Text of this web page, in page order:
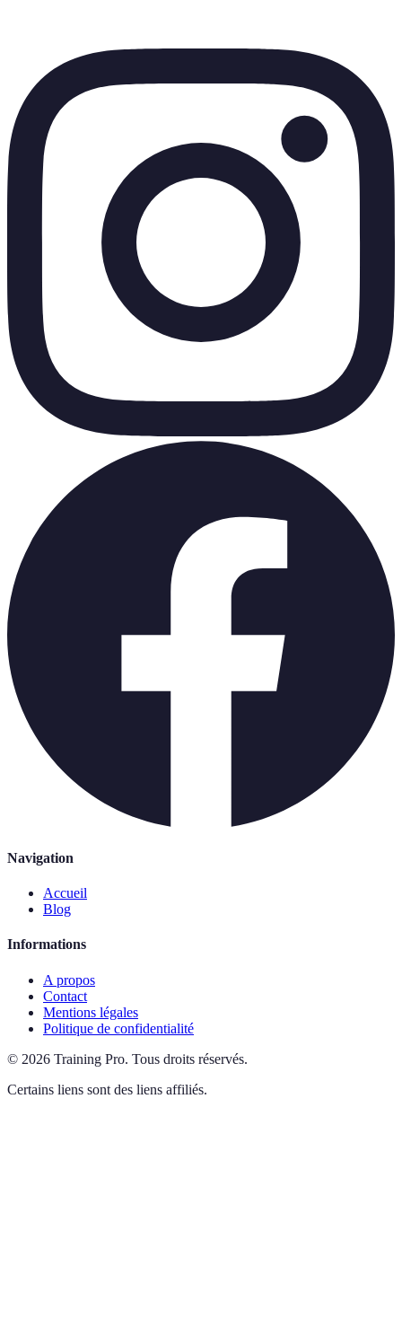
Navigation
Accueil
Blog
Informations
A propos
Contact
Mentions légales
Politique de confidentialité
© 2026 Training Pro. Tous droits réservés.
Certains liens sont des liens affiliés.